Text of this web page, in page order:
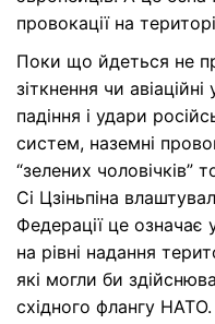
провокації на
Поки що йдеться не
зіткнення чи
падіння і удари
систем, наземні
“зелених
Сі Цзіньпіна
Федерації це означає
на рівні надання
які могли би
східного флангу НАТО.